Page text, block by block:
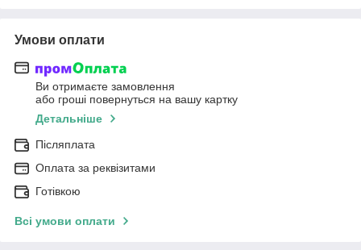
Умови оплати
Ви отримаєте замовлення
або гроші повернуться на вашу картку
Детальніше
Післяплата
Оплата за реквізитами
Готівкою
Всі умови оплати